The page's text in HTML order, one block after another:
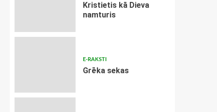
Kristietis kā Dieva
namturis
E-RAKSTI
Grēka sekas